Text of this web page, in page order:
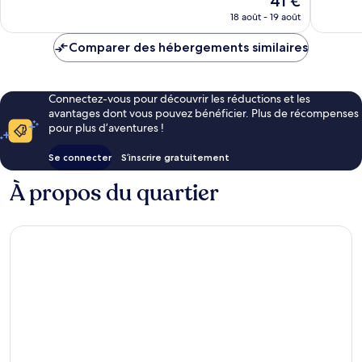
nouveau
est
de
18 août - 19 août
Comparer des hébergements similaires
Connectez-vous pour découvrir les réductions et les
avantages dont vous pouvez bénéficier. Plus de récompenses
pour plus d’aventures !
Se connecter S’inscrire gratuitement
À propos du quartier